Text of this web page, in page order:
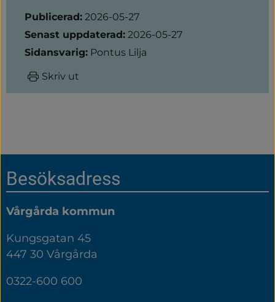
Sidinformation
Publicerad: 2026-05-27
Senast uppdaterad: 2026-05-27
Sidansvarig: Pontus Lilja
Skriv ut
Sidfot
Besöksadress
Vårgårda kommun
Kungsgatan 45
447 30 Vårgårda
0322-600 600